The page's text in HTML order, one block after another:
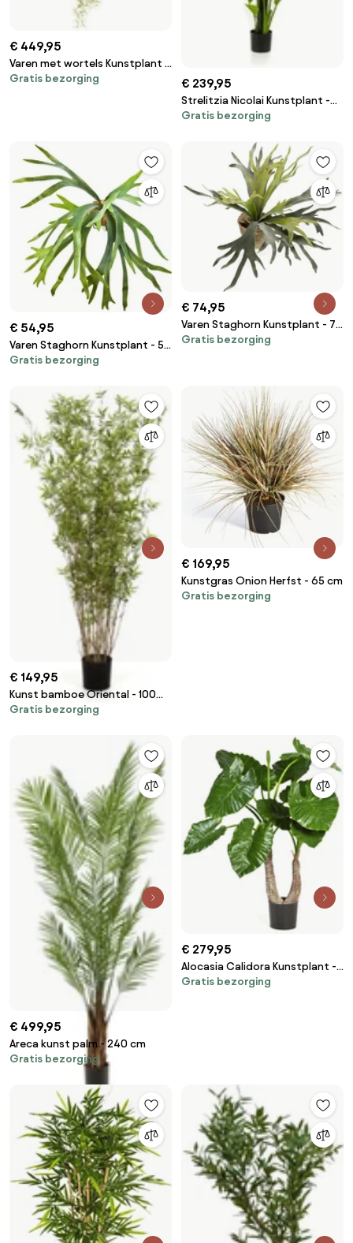
€ 449,95
Varen met wortels Kunstplant -
80 cm
Gratis bezorging € 239,95
Strelitzia Nicolai Kunstplant -
150 cm
Gratis bezorging
€ 54,95
Varen Staghorn Kunstplant - 55
cm
Gratis bezorging
€ 74,95
Varen Staghorn Kunstplant - 75
cm
Gratis bezorging
€ 149,95
Kunst bamboe Oriental - 100
cm
Gratis bezorging
€ 169,95
Kunstgras Onion Herfst - 65 cm
Gratis bezorging
€ 499,95
Areca kunst palm - 240 cm
Gratis bezorging
€ 279,95
Alocasia Calidora Kunstplant -
100 cm
Gratis bezorging